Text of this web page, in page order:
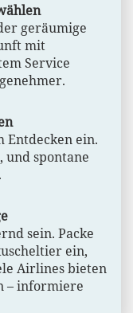
geräumige
mit
Service
Entdecken ein.
und spontane
sein. Packe
ein,
Airlines bieten
– informiere